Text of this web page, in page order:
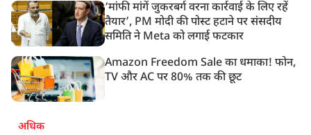
‘मांफी मांगें जुकरबर्ग वरना कार्रवाई के लिए रहें
तैयार’, PM मोदी की पोस्ट हटाने पर संसदीय
समिति ने Meta को लगाई फटकार
Amazon Freedom Sale का धमाका! फोन,
TV और AC पर 80% तक की छूट
अधिक